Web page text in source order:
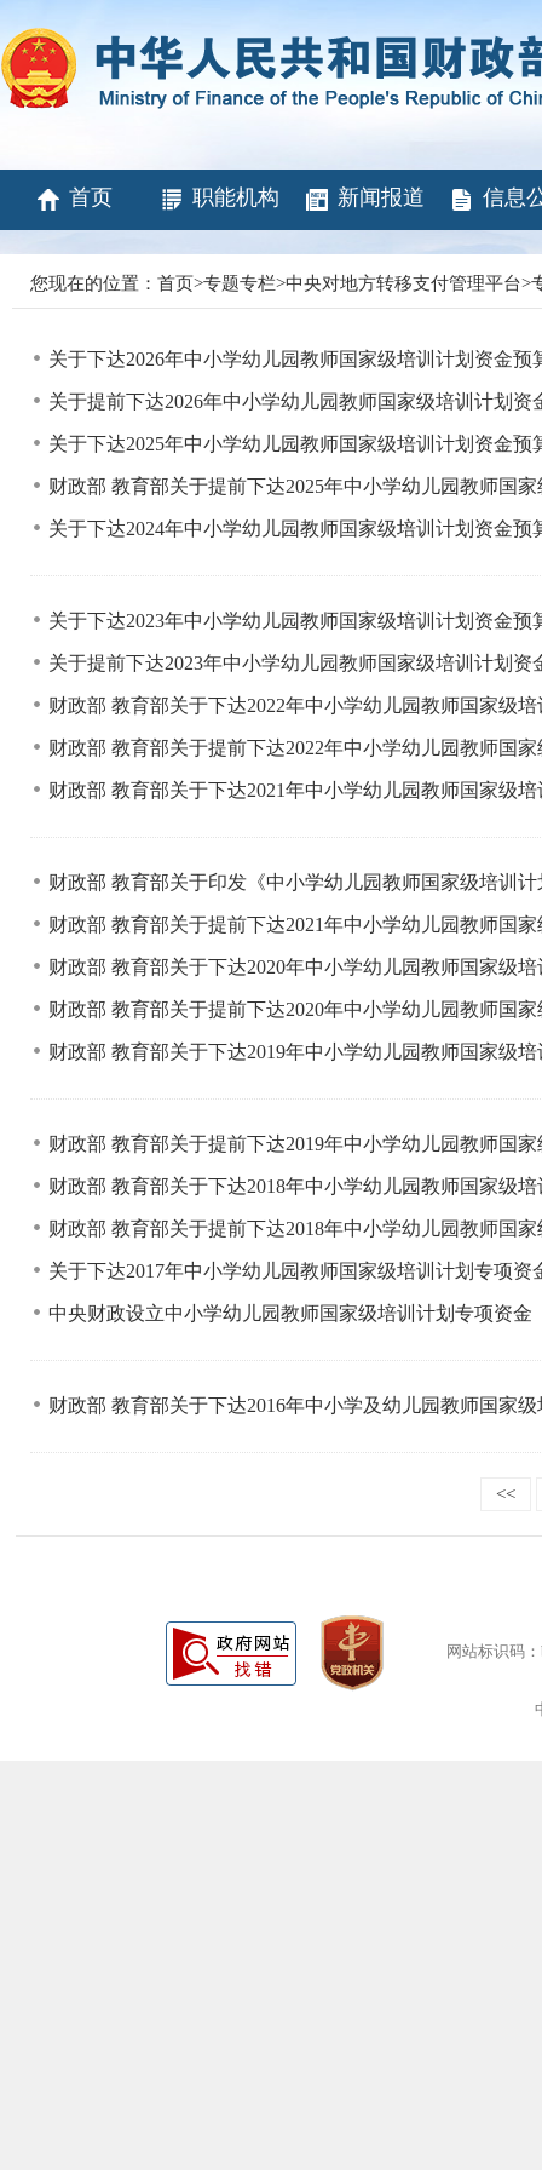
首页 职能机构 新闻报道 信息
您现在的位置： 首页>专题专栏>中央对地方转移支付管理平台>
关于下达2026年中小学幼儿园教师国家级培训计划资金
关于提前下达2026年中小学幼儿园教师国家级培训计划
关于下达2025年中小学幼儿园教师国家级培训计划资金
财政部 教育部关于提前下达2025年中小学幼儿园教师国
关于下达2024年中小学幼儿园教师国家级培训计划资金
关于下达2023年中小学幼儿园教师国家级培训计划资金
关于提前下达2023年中小学幼儿园教师国家级培训计划
财政部 教育部关于下达2022年中小学幼儿园教师国家级
财政部 教育部关于提前下达2022年中小学幼儿园教师国
财政部 教育部关于下达2021年中小学幼儿园教师国家级
财政部 教育部关于印发《中小学幼儿园教师国家级培训
财政部 教育部关于提前下达2021年中小学幼儿园教师国
财政部 教育部关于下达2020年中小学幼儿园教师国家级
财政部 教育部关于提前下达2020年中小学幼儿园教师国
财政部 教育部关于下达2019年中小学幼儿园教师国家级
财政部 教育部关于提前下达2019年中小学幼儿园教师国
财政部 教育部关于下达2018年中小学幼儿园教师国家级
财政部 教育部关于提前下达2018年中小学幼儿园教师国
关于下达2017年中小学幼儿园教师国家级培训计划专项
中央财政设立中小学幼儿园教师国家级培训计划专项资金
财政部 教育部关于下达2016年中小学及幼儿园教师国家
<<
网站标识码